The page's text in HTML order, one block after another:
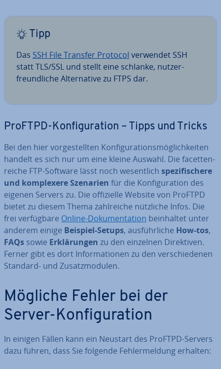
Tipp
Das SSH File Transfer Protocol verwendet SSH
statt TLS/SSL und stellt eine schlanke, nut­zer­
freund­li­che Al­ter­na­ti­ve zu FTPS dar.
ProFTPD-Kon­fi­gu­ra­ti­on – Tipps und Tricks
Bei den hier vor­ge­stell­ten Kon­fi­gu­ra­ti­ons­mög­lich­kei­ten
handelt es sich nur um eine kleine Auswahl. Die fa­cet­ten­
rei­che FTP-Software lässt noch we­sent­lich spe­zi­fi­sche­re
und kom­ple­xe­re Szenarien für die Kon­fi­gu­ra­ti­on des
eigenen Servers zu. Die of­fi­zi­el­le Website von ProFTPD
bietet zu diesem Thema zahl­rei­che nützliche Infos. Die
frei ver­füg­ba­re Online-Do­ku­men­ta­ti­on be­inhal­tet unter
anderem einige Beispiel-Setups, aus­führ­li­che How-tos,
FAQs sowie Er­klä­run­gen zu den einzelnen Di­rek­ti­ven.
Ferner gibt es dort In­for­ma­tio­nen zu den ver­schie­de­nen
Standard- und Zu­satz­mo­du­len.
Mögliche Fehler bei der
Server-Kon­fi­gu­ra­ti­on
In einigen Fällen kann ein Neustart des ProFTPD-Servers
dazu führen, dass Sie folgende Feh­ler­mel­dung erhalten: